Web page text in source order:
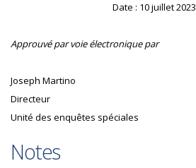
Date : 10 juillet 2023
Approuvé par voie électronique par
Joseph Martino
Directeur
Unité des enquêtes spéciales
Notes